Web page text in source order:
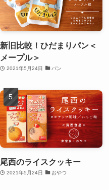
新旧比較！ひだまりパン＜
メープル＞
2021年5月24日 パン
尾西のライスクッキー
2021年5月24日 おやつ